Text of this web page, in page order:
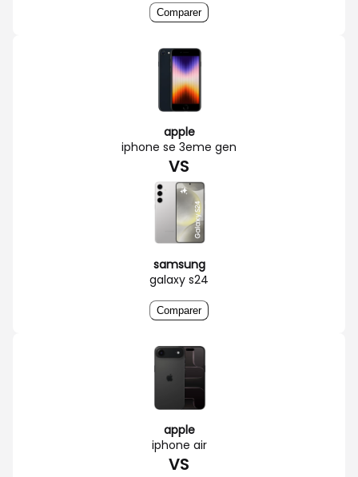
Comparer
apple
iphone se 3eme gen
VS
samsung
galaxy s24
Comparer
apple
iphone air
VS